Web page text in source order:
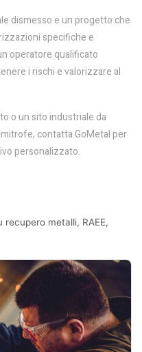
dismesso e un progetto che
specifiche e
operatore qualificato
i rischi e valorizzare al
o un sito industriale da
contatta GoMetal per
personalizzato.
metalli, RAEE,